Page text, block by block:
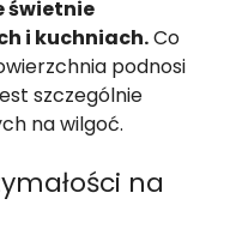
świetnie
i kuchniach.Co
podnosi
szczególnie
na wilgoć.
na